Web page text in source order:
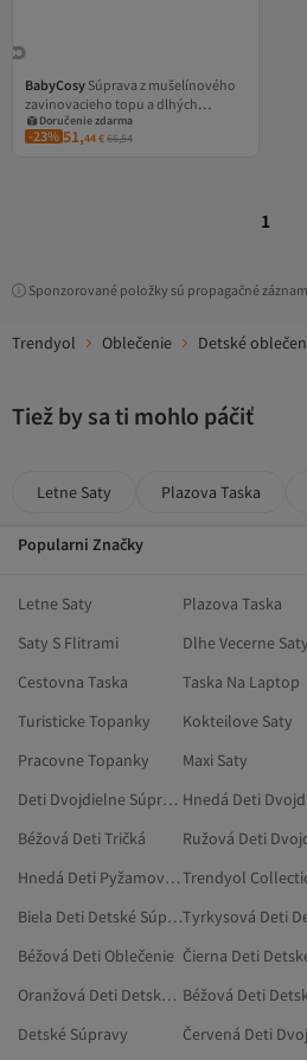
BabyCosy Súprava z mušelínového
zavinovacieho topu a dlhých
nohavíc, BabyCosy, 100% bavlna,
tehlová
Doručenie zdarma
Kupón na 1 EUR
Doručenie zdarma
-23% 51,44€66,54
1
Sponzorované položky sú propagačné
Trendyol Oblečenie Detské
Tiež by sa ti mohlo páčiť
Letne Saty Plazova Taska
Popularni Značky
Letne Saty Plazova Taska
Saty S Flitrami
Dlhe Vecerne Saty
Cestovna Taska
Taska Na Laptop
Turisticke Topanky
Kokteilove Saty
Pracovne Topanky
Maxi Saty
Deti Dvojdielne Súpravy
Béžová Deti Tričká
Hnedá Deti Pyžamové Súpravy
Biela Deti Detské Súpravy
Béžová Deti Oblečenie
Oranžová Deti Detské Súpravy
Detské Súpravy